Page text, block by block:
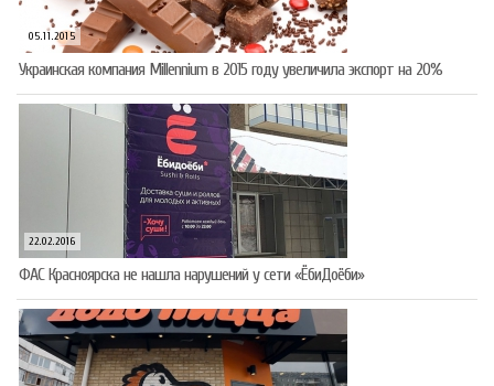
05.11.2015
Украинская компания Millennium в 2015 году увеличила экспорт на 20%
22.02.2016
ФАС Красноярска не нашла нарушений у сети «ЁбиДоёби»